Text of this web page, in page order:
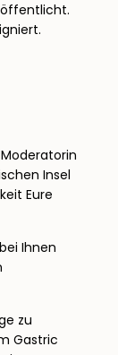
Insel
Eure
Ihnen
zu
Gastric